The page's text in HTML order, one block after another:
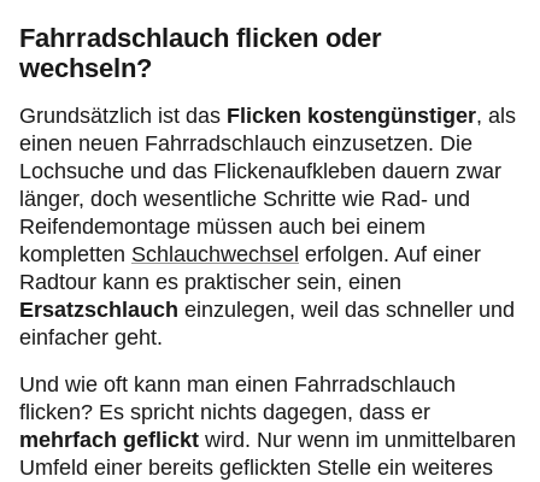
Fahrradschlauch flicken oder
wechseln?
Grundsätzlich ist das Flicken kostengünstiger, als
einen neuen Fahrradschlauch einzusetzen. Die
Lochsuche und das Flickenaufkleben dauern zwar
länger, doch wesentliche Schritte wie Rad- und
Reifendemontage müssen auch bei einem
kompletten Schlauchwechsel erfolgen. Auf einer
Radtour kann es praktischer sein, einen
Ersatzschlauch einzulegen, weil das schneller und
einfacher geht.
Und wie oft kann man einen Fahrradschlauch
flicken? Es spricht nichts dagegen, dass er
mehrfach geflickt wird. Nur wenn im unmittelbaren
Umfeld einer bereits geflickten Stelle ein weiteres